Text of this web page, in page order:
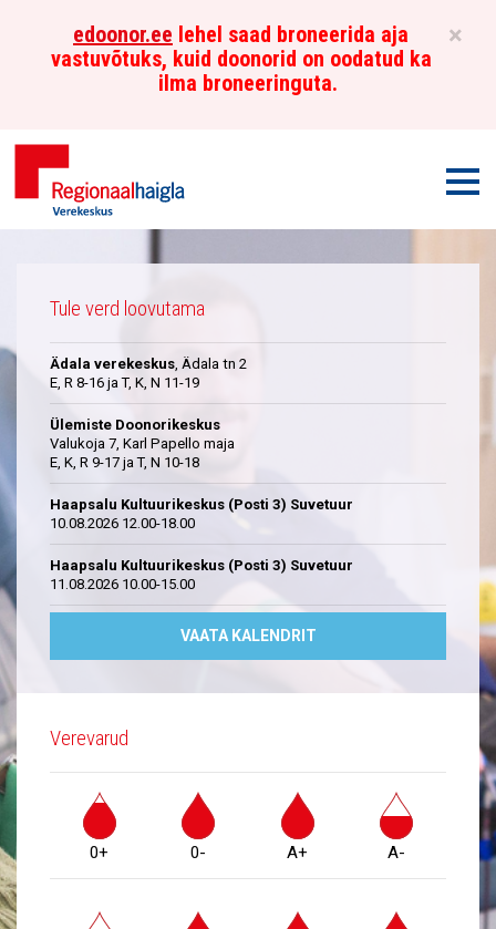
×
edoonor.ee lehel saad broneerida aja
vastuvõtuks, kuid doonorid on oodatud ka
ilma broneeringuta.
Eesti
Regionaalhaigla
Verekeskus
Tule verd loovutama
Ädala verekeskus , Ädala tn 2
E, R 8-16 ja T, K, N 11-19
Ülemiste Doonorikeskus
Valukoja 7, Karl Papello maja
E, K, R 9-17 ja T, N 10-18
Haapsalu Kultuurikeskus (Posti 3) Suvetuur
10.08.2026 12.00-18.00
Haapsalu Kultuurikeskus (Posti 3) Suvetuur
11.08.2026 10.00-15.00
VAATA KALENDRIT
Verevarud
0+ 0- A+ A-